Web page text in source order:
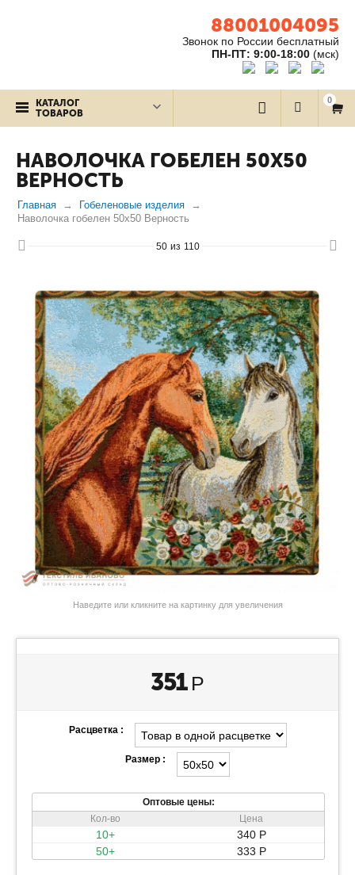
88001004095
Звонок по России бесплатный
ПН-ПТ: 9:00-18:00 (мск)
КАТАЛОГ
ТОВАРОВ
0
НАВОЛОЧКА ГОБЕЛЕН 50Х50
ВЕРНОСТЬ
Главная
Гобеленовые изделия
Наволочка гобелен 50х50 Верность
50 из 110
Наведите или кликните на картинку для увеличения
351 Р
Расцветка :
Размер :
Оптовые цены:
Кол-во
10+
50+
Цена
340 Р
333 Р